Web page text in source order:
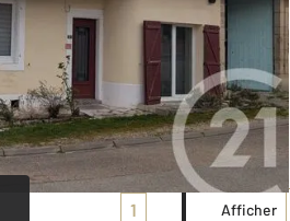
1 Afficher